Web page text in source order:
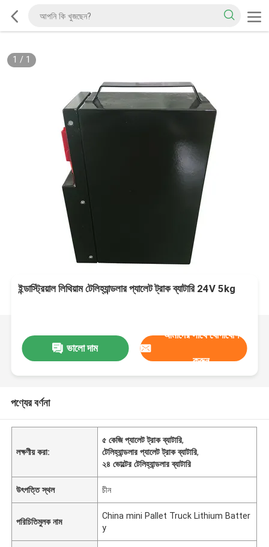
1 / 1
ইন্ডাস্ট্রিয়াল লিথিয়াম টেলিহ্যান্ডলার প্যালেট ট্রাক ব্যাটারি 24V 5kg
ভালো দাম
আমাদের সাথে যোগাযোগ
করুন
পণ্যের বর্ণনা
লক্ষণীয় করা:
৫ কেজি প্যালেট ট্রাক ব্যাটারি,
টেলিহ্যান্ডলার প্যালেট ট্রাক ব্যাটারি,
২৪ ভোল্টের টেলিহ্যান্ডলার ব্যাটারি
উৎপত্তি স্থল চীন
পরিচিতিমুলক নাম
China mini Pallet Truck Lithium Batter
y